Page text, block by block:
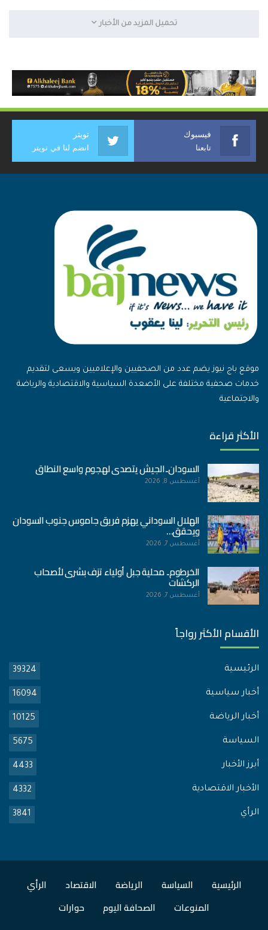
تحميل المزيد من الأخبار
فيسبوك
تابعنا
تويتر
انضم لنا في تويتر
موقع باج نيوز يضم عدد من الصحفيين والإعلاميين ويسعى لتقديم
خدمات صحفية مختلفة على الأصعدة السياسية والاقتصادية والرياضة
والاجتماعية
الأكثر قراءة
السودان..الجيش يتصدى لهجوم واسع النطاق
أغسطس 8, 2026
الهلال السوداني يهزم فريق جاموس جنوب السودان
ويحقق…
أغسطس 7, 2026
الخرطوم.. محلية جبل أولياء تزف بشرى لأصحاب
الركشات
أغسطس 7, 2026
الأقسام الأكثر رواجاً
الرئيسية 39324
أخبار سياسية 16094
أخبار الرياضة 10125
السياسة 5675
أبرز الأخبار 4433
الأخبار الاقتصادية 4332
الرأي 3841
الرئيسية السياسة الرياضة الاقتصاد
الرأي
المنوعات
الصحافة اليوم حوارات